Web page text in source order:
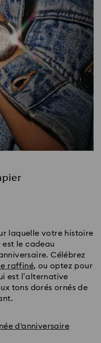
laquelle votre histoire
le cadeau
Célébrez
raffiné, ou optez pour
est l’alternative
tons dorés ornés de
d'anniversaire